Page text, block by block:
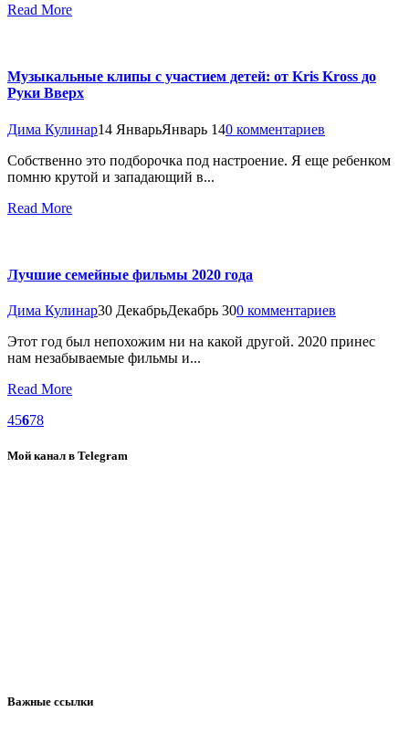
Read More
Музыкальные клипы с участием детей: от Kris Kross до
Руки Вверх
Дима Кулинар14 ЯнварьЯнварь 140 комментариев
Собственно это подборочка под настроение. Я еще ребенком
помню крутой и западающий в...
Read More
Лучшие семейные фильмы 2020 года
Дима Кулинар30 ДекабрьДекабрь 300 комментариев
Этот год был непохожим ни на какой другой. 2020 принес
нам незабываемые фильмы и...
Read More
45678
Мой канал в Telegram
Важные ссылки